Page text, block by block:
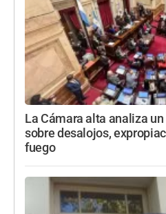
La Cámara alta analiza
sobre desalojos,
fuego